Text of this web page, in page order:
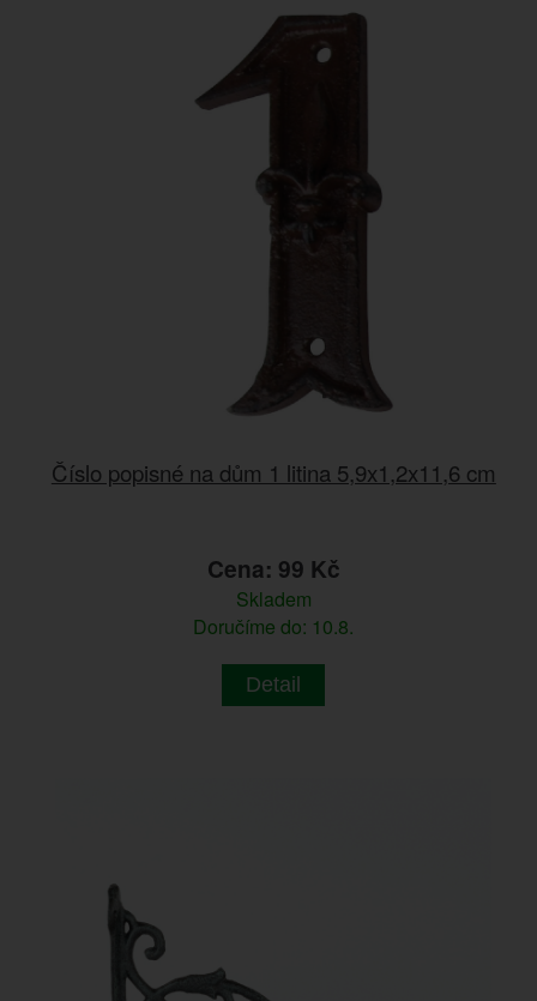
Číslo popisné na dům 1 litina 5,9x1,2x11,6 cm
Cena: 99 Kč
Skladem
Doručíme do: 10.8.
Detail